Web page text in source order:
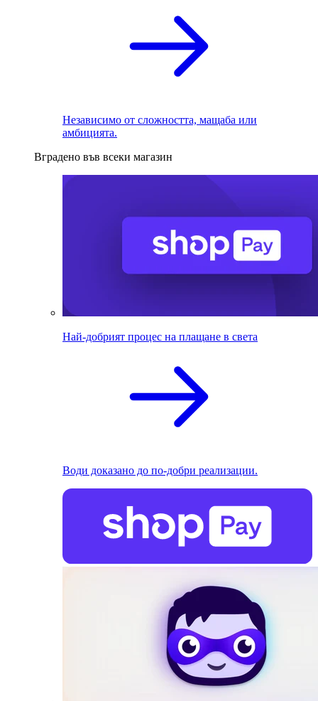
Независимо от сложността, мащаба или
амбицията.
Вградено във всеки магазин
Най-добрият процес на плащане в света
Води доказано до по-добри реализации.